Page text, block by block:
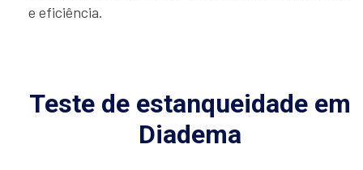
e eficiência.
Teste de estanqueidade em
Diadema